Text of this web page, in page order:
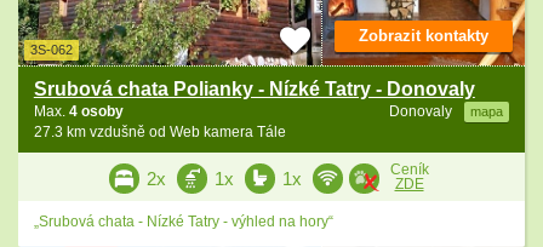
3S-062
Srubová chata Polianky - Nízké Tatry - Donovaly
Donovaly mapa
Max. 4 osoby
27.3 km vzdušně od Web kamera Tále
Zobrazit kontakty
2x 1x 1x
Ceník
ZDE
„Srubová chata - Nízké Tatry - výhled na hory“